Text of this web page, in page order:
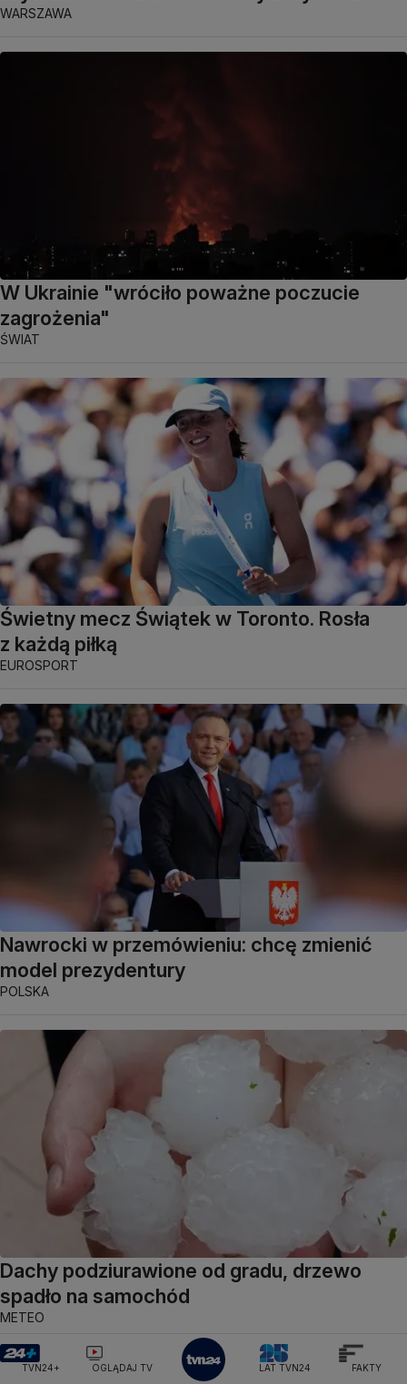
WARSZAWA
W Ukrainie "wróciło poważne poczucie
zagrożenia"
ŚWIAT
Świetny mecz Świątek w Toronto. Rosła
z każdą piłką
EUROSPORT
Nawrocki w przemówieniu: chcę zmienić
model prezydentury
POLSKA
Dachy podziurawione od gradu, drzewo
spadło na samochód
METEO
TVN24+ OGLĄDAJ TV LAT TVN24 FAKTY